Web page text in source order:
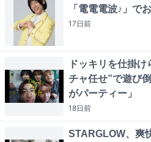
「電電電波♪」で
17日前
ドッキリを仕掛
チャ任せ”で遊び
がパーティー」
18日前
STARGLOW、爽